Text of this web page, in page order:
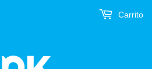
Carrito